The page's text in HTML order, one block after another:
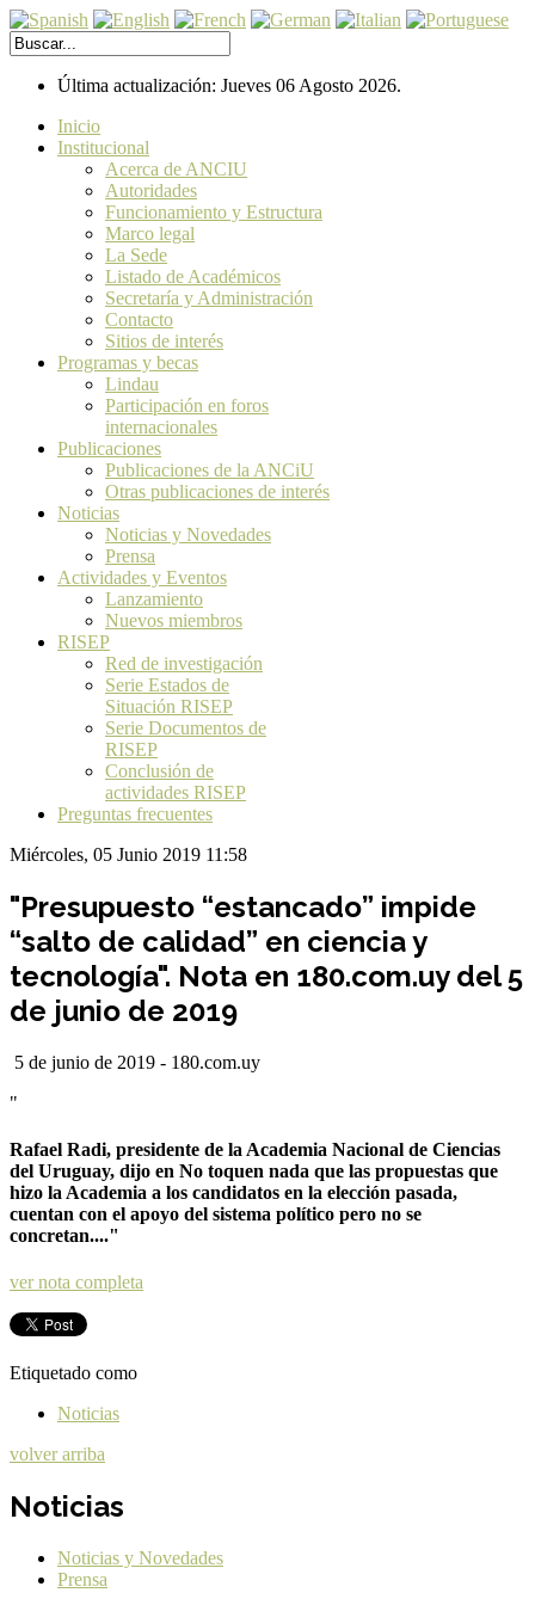
Última actualización: Jueves 06 Agosto 2026.
Inicio
Institucional
Acerca de ANCIU
Autoridades
Funcionamiento y Estructura
Marco legal
La Sede
Listado de Académicos
Secretaría y Administración
Contacto
Sitios de interés
Programas y becas
Lindau
Participación en foros
internacionales
Publicaciones
Publicaciones de la ANCiU
Otras publicaciones de interés
Noticias
Noticias y Novedades
Prensa
Actividades y Eventos
Lanzamiento
Nuevos miembros
RISEP
Red de investigación
Serie Estados de
Situación RISEP
Serie Documentos de
RISEP
Conclusión de
actividades RISEP
Preguntas frecuentes
Miércoles, 05 Junio 2019 11:58
"Presupuesto “estancado” impide
“salto de calidad” en ciencia y
tecnología". Nota en 180.com.uy del 5
de junio de 2019
5 de junio de 2019 - 180.com.uy
"
Rafael Radi, presidente de la Academia Nacional de Ciencias
del Uruguay, dijo en No toquen nada que las propuestas que
hizo la Academia a los candidatos en la elección pasada,
cuentan con el apoyo del sistema político pero no se
concretan...."
ver nota completa
Etiquetado como
Noticias
volver arriba
Noticias
Noticias y Novedades
Prensa